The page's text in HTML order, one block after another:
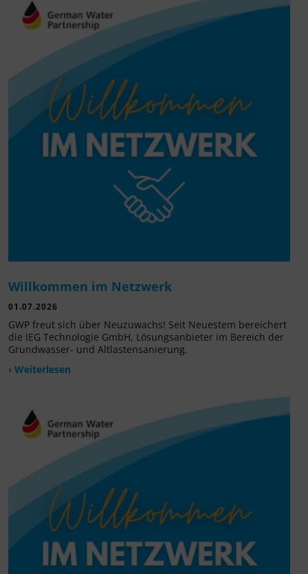
Willkommen im Netzwerk
01.07.2026
GWP freut sich über Neuzuwachs! Seit Neuestem bereichert
die IEG Technologie GmbH, Lösungsanbieter im Bereich der
Grundwasser- und Altlastensanierung,
› Weiterlesen